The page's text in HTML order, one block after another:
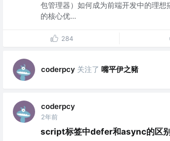
包管理器）如何成为前端开发中的理
的核心优...
284
coderpcy 关注了 嘴平伊之豬
coderpcy
2年前
script标签中defer和async的区别